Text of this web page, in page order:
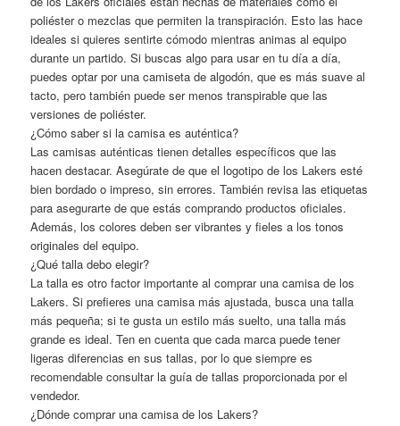
poliéster o mezclas que permiten la transpiración. Esto las hace
ideales si quieres sentirte cómodo mientras animas al equipo
durante un partido. Si buscas algo para usar en tu día a día,
puedes optar por una camiseta de algodón, que es más suave al
tacto, pero también puede ser menos transpirable que las
versiones de poliéster.
¿Cómo saber si la camisa es auténtica?
Las camisas auténticas tienen detalles específicos que las
hacen destacar. Asegúrate de que el logotipo de los Lakers esté
bien bordado o impreso, sin errores. También revisa las etiquetas
para asegurarte de que estás comprando productos oficiales.
Además, los colores deben ser vibrantes y fieles a los tonos
originales del equipo.
¿Qué talla debo elegir?
La talla es otro factor importante al comprar una camisa de los
Lakers. Si prefieres una camisa más ajustada, busca una talla
más pequeña; si te gusta un estilo más suelto, una talla más
grande es ideal. Ten en cuenta que cada marca puede tener
ligeras diferencias en sus tallas, por lo que siempre es
recomendable consultar la guía de tallas proporcionada por el
vendedor.
¿Dónde comprar una camisa de los Lakers?